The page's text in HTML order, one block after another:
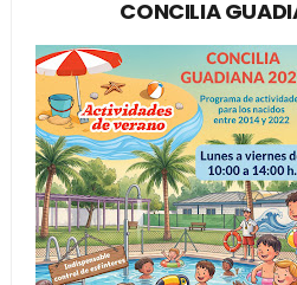
CONCILIA